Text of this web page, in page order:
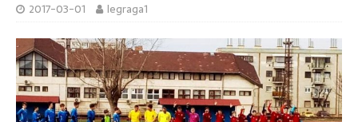
2017-03-01 legraga1